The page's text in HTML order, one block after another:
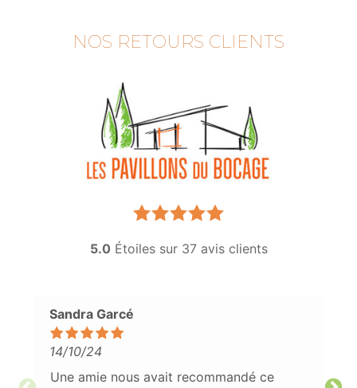
NOS RETOURS CLIENTS
5.0 Étoiles sur 37 avis clients
Sandra Garcé
14/10/24
Une amie nous avait recommandé ce